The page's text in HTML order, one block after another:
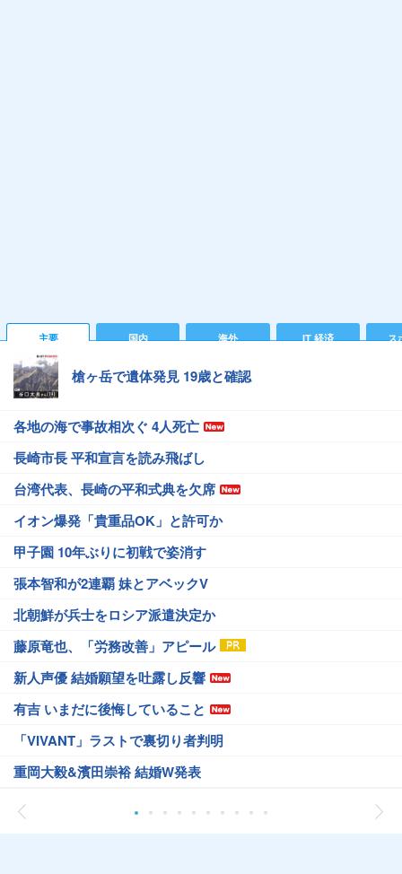
主要 国内 海外 IT 経済 ス
槍ヶ岳で遺体発見 19歳と確認
各地の海で事故相次ぐ 4人死亡
長崎市長 平和宣言を読み飛ばし
台湾代表、長崎の平和式典を欠席
イオン爆発「貴重品OK」と許可か
甲子園 10年ぶりに初戦で姿消す
張本智和が2連覇 妹とアベックV
北朝鮮が兵士をロシア派遣決定か
藤原竜也、「労務改善」アピール
新人声優 結婚願望を吐露し反響
有吉 いまだに後悔していること
「VIVANT」ラストで裏切り者判明
重岡大毅&濱田崇裕 結婚W発表